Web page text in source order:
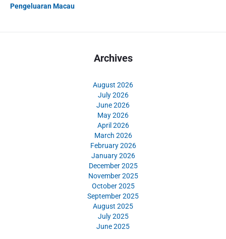
Pengeluaran Macau
Archives
August 2026
July 2026
June 2026
May 2026
April 2026
March 2026
February 2026
January 2026
December 2025
November 2025
October 2025
September 2025
August 2025
July 2025
June 2025